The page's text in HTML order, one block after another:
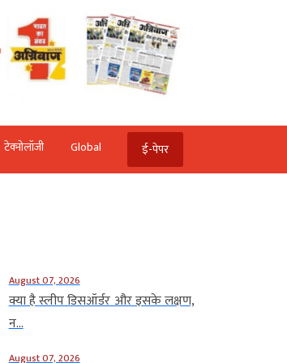
टेक्‍नोलॉजी Global ई-पेपर
August 07, 2026
क्या है स्लीप डिसऑर्डर और इसके लक्षण,
न...
August 07, 2026